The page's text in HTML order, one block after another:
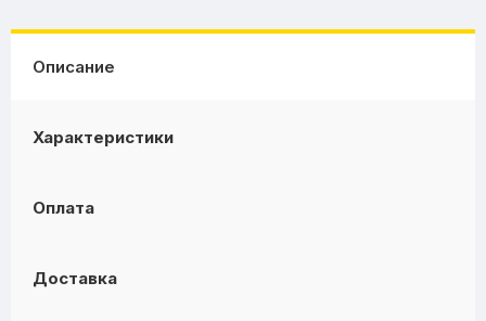
Описание
Характеристики
Оплата
Доставка